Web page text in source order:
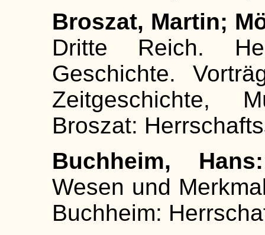
Broszat, Martin;
Dritte Reich.
Geschichte.
Zeitgeschichte,
Broszat:
Buchheim, Hans:
Wesen und
Buchheim: